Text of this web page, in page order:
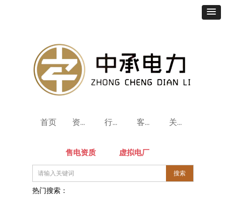
首页 资质标准 行业资讯 客户案例 关于中承
热门搜索：
售电资质 虚拟电厂
搜索